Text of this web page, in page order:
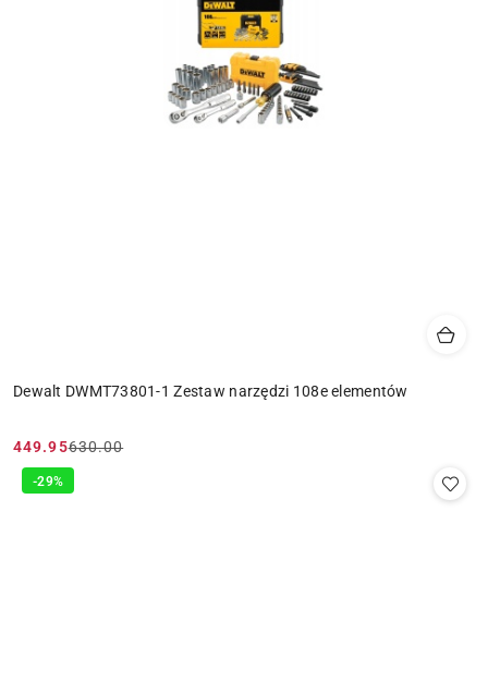
Dewalt DWMT73801-1 Zestaw narzędzi 108e elementów
Cena
promocyjna:
449.95
Cena
przed
630.00
-29%